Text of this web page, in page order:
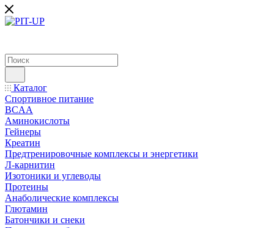
Каталог
Спортивное питание
BCAA
Аминокислоты
Гейнеры
Креатин
Предтренировочные комплексы и энергетики
Л-карнитин
Изотоники и углеводы
Протеины
Анаболические комплексы
Глютамин
Батончики и снеки